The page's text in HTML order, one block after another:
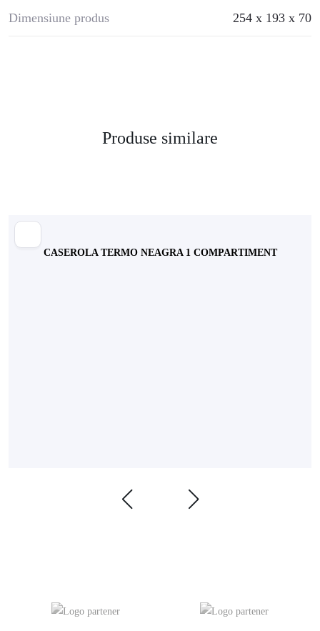
Dimensiune produs 254 x 193 x 70
Produse similare
CASEROLA TERMO NEAGRA 1 COMPARTIMENT